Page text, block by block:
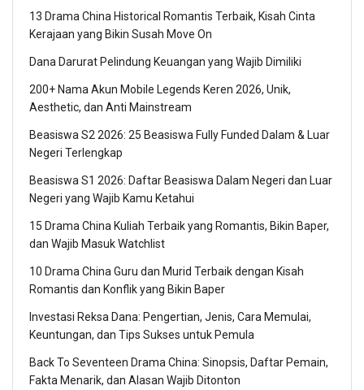
13 Drama China Historical Romantis Terbaik, Kisah Cinta
Kerajaan yang Bikin Susah Move On
Dana Darurat Pelindung Keuangan yang Wajib Dimiliki
200+ Nama Akun Mobile Legends Keren 2026, Unik,
Aesthetic, dan Anti Mainstream
Beasiswa S2 2026: 25 Beasiswa Fully Funded Dalam & Luar
Negeri Terlengkap
Beasiswa S1 2026: Daftar Beasiswa Dalam Negeri dan Luar
Negeri yang Wajib Kamu Ketahui
15 Drama China Kuliah Terbaik yang Romantis, Bikin Baper,
dan Wajib Masuk Watchlist
10 Drama China Guru dan Murid Terbaik dengan Kisah
Romantis dan Konflik yang Bikin Baper
Investasi Reksa Dana: Pengertian, Jenis, Cara Memulai,
Keuntungan, dan Tips Sukses untuk Pemula
Back To Seventeen Drama China: Sinopsis, Daftar Pemain,
Fakta Menarik, dan Alasan Wajib Ditonton